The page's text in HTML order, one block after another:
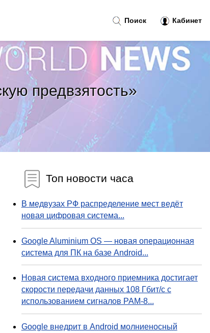
предвзятость»
Топ новости часа
В медвузах РФ распределение мест ведёт
новая цифровая система...
Google Aluminium OS — новая операционная
система для ПК на базе Android...
Новая система входного приемника достигает
скорости передачи данных 108 Гбит/с с
использованием сигналов PAM-8...
Google внедрит в Android молниеносный
Поиск Кабинет